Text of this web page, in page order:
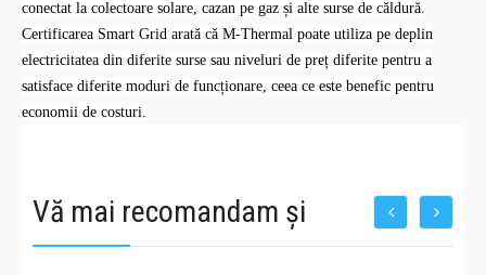
conectat la colectoare solare, cazan pe gaz și alte surse de căldură.
Certificarea Smart Grid arată că M-Thermal poate utiliza pe deplin
electricitatea din diferite surse sau niveluri de preț diferite pentru a
satisface diferite moduri de funcționare, ceea ce este benefic pentru
economii de costuri.
Vă mai recomandam și